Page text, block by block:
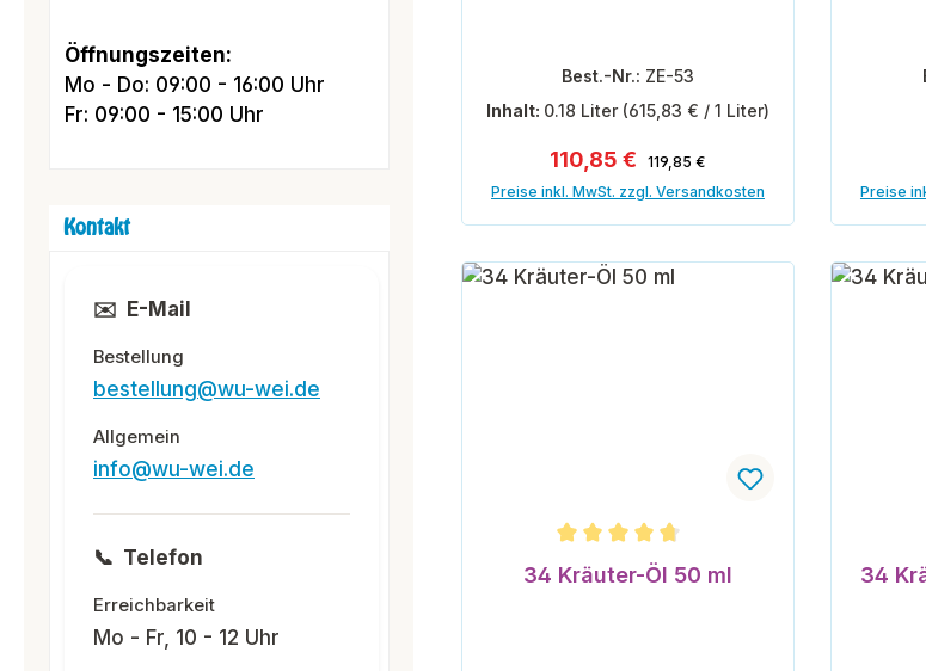
Öffnungszeiten:
Mo - Do: 09:00 - 16:00 Uhr
Fr: 09:00 - 15:00 Uhr
Kontakt
✉️ E-Mail
Bestellung
bestellung@wu-wei.de
Allgemein
info@wu-wei.de
📞 Telefon
Erreichbarkeit
Mo - Fr, 10 - 12 Uhr
Best.-Nr.: ZE-53
Inhalt: 0.18 Liter (615,83 € / 1 Liter)
Verkaufspreis:
110,85 € Regulärer Preis:
119,85 €
Preise inkl. MwSt. zzgl. Versandkosten
Preise
Durchschnittliche Bewertung von 4.67 von 5
34 Kräuter-Öl 50 ml
34